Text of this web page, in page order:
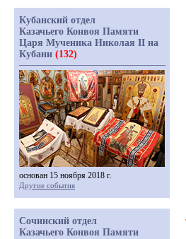
Кубанский отдел
Казачьего Конвоя Памяти
Царя Мученика Николая II на
Кубани (132)
основан 15 ноября 2018 г.
Другие события
Сочинский отдел
Казачьего Конвоя Памяти